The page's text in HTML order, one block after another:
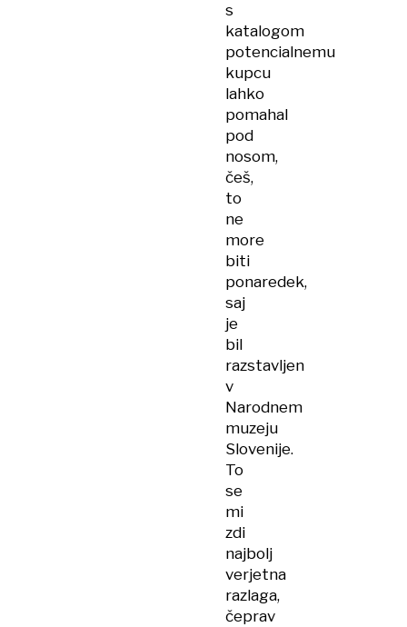
s
katalogom
potencialnemu
kupcu
lahko
pomahal
pod
nosom,
češ,
to
ne
more
biti
ponaredek,
saj
je
bil
razstavljen
v
Narodnem
muzeju
Slovenije.
To
se
mi
zdi
najbolj
verjetna
razlaga,
čeprav